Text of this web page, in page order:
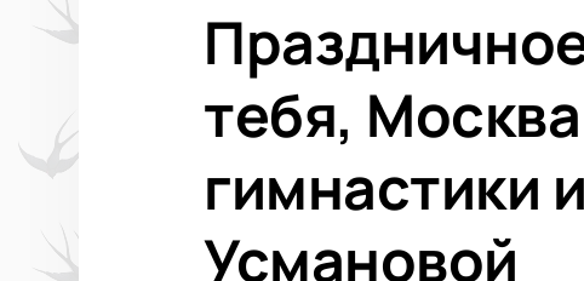
тебя,
гимнастики
Усмановой